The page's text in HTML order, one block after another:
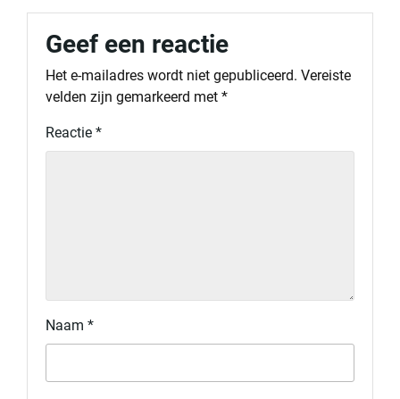
Geef een reactie
Het e-mailadres wordt niet gepubliceerd. Vereiste
velden zijn gemarkeerd met *
Reactie *
Naam *